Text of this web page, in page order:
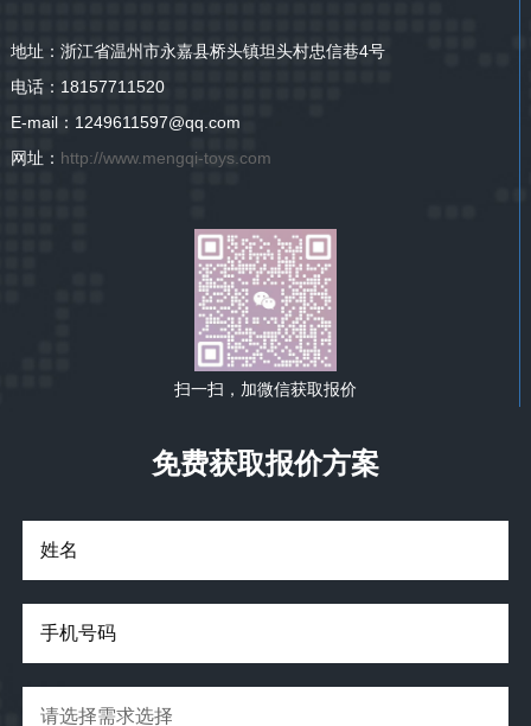
地址：浙江省温州市永嘉县桥头镇坦头村忠信巷4号
电话：18157711520
E-mail：1249611597@qq.com
网址： http://www.mengqi-toys.com
扫一扫，加微信获取报价
免费获取报价方案